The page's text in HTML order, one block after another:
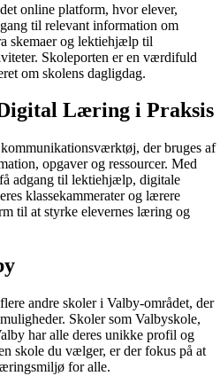
online platform, hvor elever,
til relevant information om
skemaer og lektiehjælp til
Skoleporten er en værdifuld
om skolens dagligdag.
Læring i Praksis
der bruges af
opgaver og ressourcer. Med
adgang til lektiehjælp, digitale
klassekammerater og lærere
til at styrke elevernes læring og
andre skoler i Valby-området, der
Skoler som Valbyskole,
har alle deres unikke profil og
skole du vælger, er der fokus på at
for alle.